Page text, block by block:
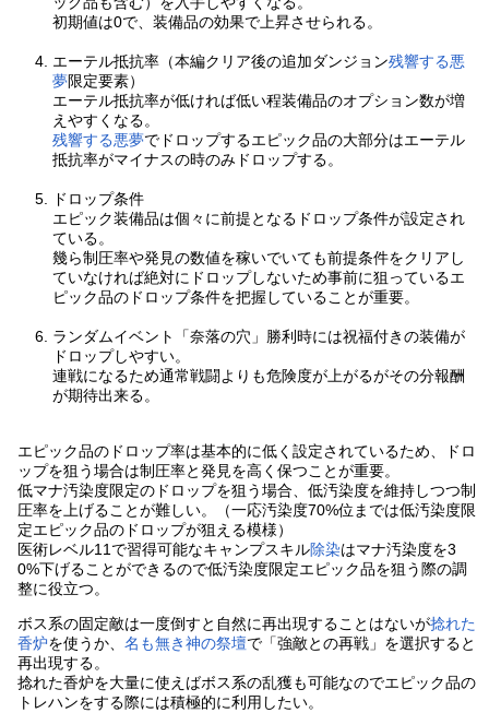
初期値は0で、装備品の効果で上昇させられる。
エーテル抵抗率（本編クリア後の追加ダンジョン残響する悪
夢限定要素）
エーテル抵抗率が低ければ低い程装備品のオプション数が増
えやすくなる。
残響する悪夢でドロップするエピック品の大部分はエーテル
抵抗率がマイナスの時のみドロップする。
ドロップ条件
エピック装備品は個々に前提となるドロップ条件が設定され
ている。
幾ら制圧率や発見の数値を稼いでいても前提条件をクリアし
ていなければ絶対にドロップしないため事前に狙っているエ
ピック品のドロップ条件を把握していることが重要。
ランダムイベント「奈落の穴」勝利時には祝福付きの装備が
ドロップしやすい。
連戦になるため通常戦闘よりも危険度が上がるがその分報酬
が期待出来る。
エピック品のドロップ率は基本的に低く設定されているため、ドロ
ップを狙う場合は制圧率と発見を高く保つことが重要。
低マナ汚染度限定のドロップを狙う場合、低汚染度を維持しつつ制
圧率を上げることが難しい。（一応汚染度70%位までは低汚染度限
定エピック品のドロップが狙える模様）
医術レベル11で習得可能なキャンプスキル除染はマナ汚染度を3
0%下げることができるので低汚染度限定エピック品を狙う際の調
整に役立つ。
ボス系の固定敵は一度倒すと自然に再出現することはないが捻れた
香炉を使うか、名も無き神の祭壇で「強敵との再戦」を選択すると
再出現する。
捻れた香炉を大量に使えばボス系の乱獲も可能なのでエピック品の
トレハンをする際には積極的に利用したい。